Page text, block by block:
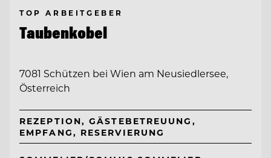
TOP ARBEITGEBER
Taubenkobel
7081 Schützen bei Wien am Neusiedlersee,
Österreich
REZEPTION, GÄSTEBETREUUNG,
EMPFANG, RESERVIERUNG